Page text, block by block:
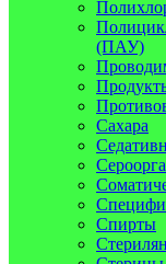
(ПАУ)
Сахара
Спирты